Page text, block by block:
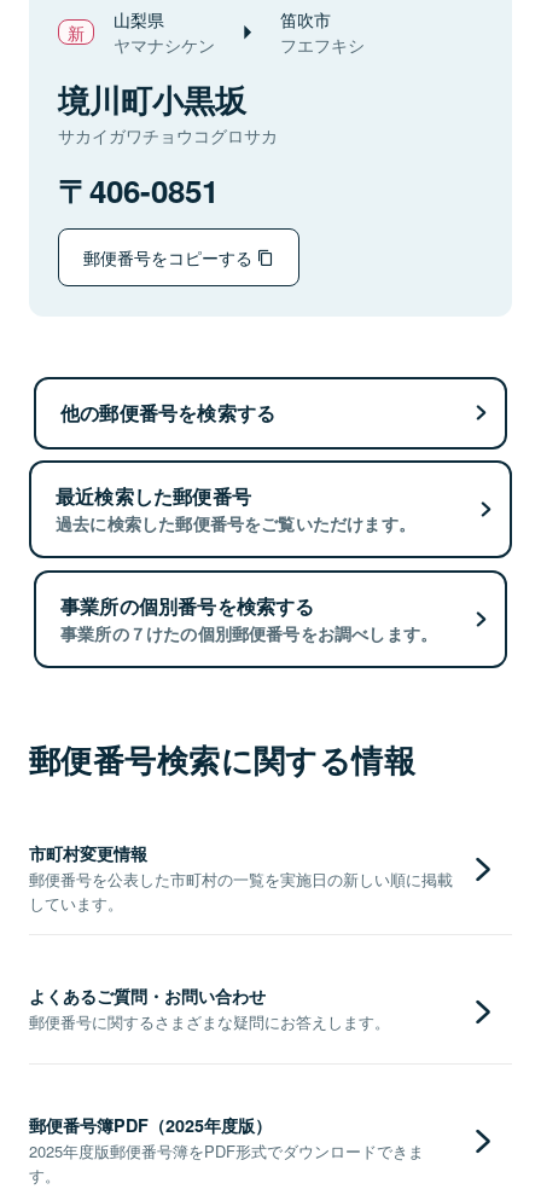
山梨県
ヤマナシケン
笛吹市
フエフキシ
境川町小黒坂
サカイガワチョウコグロサカ
406-0851
郵便番号をコピーする
他の郵便番号を検索する
最近検索した郵便番号
過去に検索した郵便番号をご覧いただけます。
事業所の個別番号を検索する
事業所の７けたの個別郵便番号をお調べします。
郵便番号検索に関する情報
市町村変更情報
郵便番号を公表した市町村の一覧を実施日の新しい順に掲載
しています。
よくあるご質問・お問い合わせ
郵便番号に関するさまざまな疑問にお答えします。
郵便番号簿PDF（2025年度版）
2025年度版郵便番号簿をPDF形式でダウンロードできま
す。